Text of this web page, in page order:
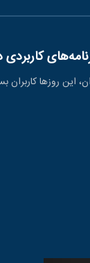
این روزها